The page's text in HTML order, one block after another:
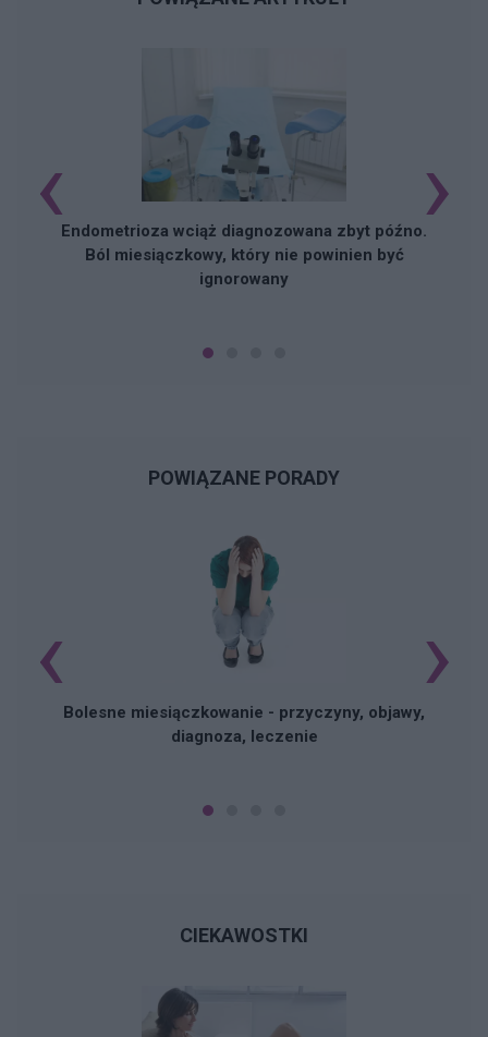
Endometrioza wciąż diagnozowana zbyt późno.
Ból miesiączkowy, który nie powinien być
ignorowany
‹ ›
POWIĄZANE PORADY
Bolesne miesiączkowanie - przyczyny, objawy,
diagnoza, leczenie
‹ ›
CIEKAWOSTKI